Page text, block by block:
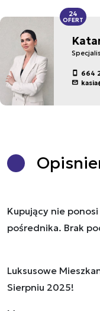
664
24
OFERT
Opis
Kupujący nie
pośrednika. Brak
Luksusowe
Sierpniu 2025!